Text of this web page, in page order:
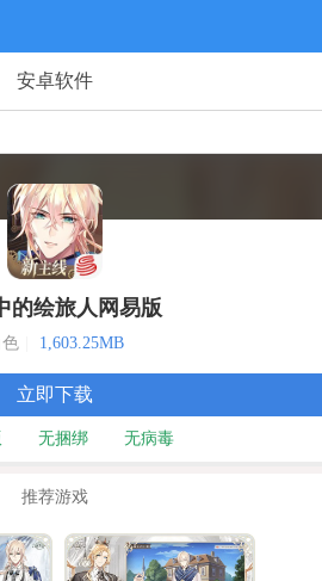
安卓软件
的绘旅人网易版
1,603.25MB
立即下载
无捆绑 无病毒
推荐游戏